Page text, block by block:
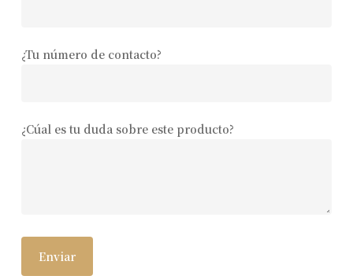
¿Tu número de contacto?
¿Cúal es tu duda sobre este producto?